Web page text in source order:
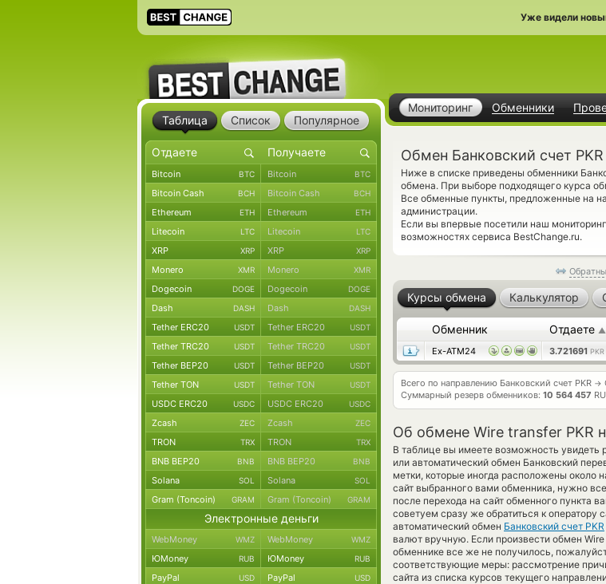
Уже видели
Мониторинг Обменники
Обмен Банковский счет
Ниже в списке приведены обменники
обмена. При выборе подходящего курса
Все обменные пункты, предложенные на
администрации.
Если вы впервые посетили наш
возможностях сервиса BestChange.ru.
Курсы обмена Калькулятор
Обменник Отдаете ▲
Ex-ATM24 3.721691
Всего по направлению Банковский счет PKR →
Суммарный резерв обменников: 10 564 457
Об обмене Wire transfer PKR
В таблице вы имеете возможность увидеть
или автоматический обмен Банковский
метки, которые иногда расположены около
сайт выбранного вами обменника, нужно
после перехода на сайт обменного пункта
советуем сразу же обратиться к оператору
автоматический обмен Банковский счет PKR
валют вручную. Если произвести обмен
обменнике все же не получилось,
соответствующие меры: рассмотрение
сайта из списка курсов текущего
Таблица Список Популярное
Bitcoin BTC Bitcoin BTC
Bitcoin Cash BCH Bitcoin Cash BCH
Ethereum ETH Ethereum ETH
Litecoin LTC Litecoin LTC
XRP XRP XRP XRP
Monero XMR Monero XMR
Dogecoin DOGE Dogecoin DOGE
Dash DASH Dash DASH
Tether ERC20 USDT Tether ERC20 USDT
Tether TRC20 USDT Tether TRC20 USDT
Tether BEP20 USDT Tether BEP20 USDT
Tether TON USDT Tether TON USDT
USDC ERC20 USDC USDC ERC20 USDC
Zcash ZEC Zcash ZEC
TRON TRX TRON TRX
BNB BEP20 BNB BNB BEP20 BNB
Solana SOL Solana SOL
Gram (Toncoin) GRAM Gram (Toncoin) GRAM
Электронные деньги
WebMoney WMZ WebMoney WMZ
ЮMoney RUB ЮMoney RUB
PayPal USD PayPal USD